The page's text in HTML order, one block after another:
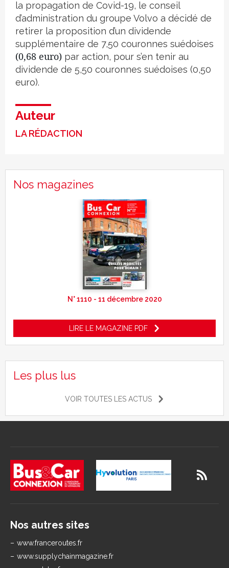
la propagation de Covid-19, le conseil
d’administration du groupe Volvo a décidé de
retirer la proposition d’un dividende
supplémentaire de 7,50 couronnes suédoises
(0,68 euro) par action, pour s’en tenir au
dividende de 5,50 couronnes suédoises (0,50
euro).
Auteur
LA RÉDACTION
Nos magazines
N° 1110 - 11 décembre 2020
LIRE LE MAGAZINE PDF
Les plus lus
VOIR TOUTES LES ACTUS
Nos autres sites
www.franceroutes.fr
www.supplychainmagazine.fr